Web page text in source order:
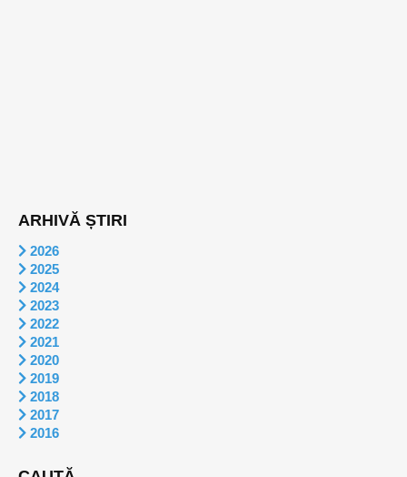
ARHIVĂ ȘTIRI
2026
2025
2024
2023
2022
2021
2020
2019
2018
2017
2016